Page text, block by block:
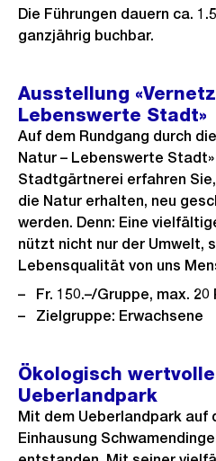
Die Führungen dauern ca.
ganzjährig buchbar.
Ausstellung
Lebenswerte Stadt»
Auf dem Rundgang durch
Natur – Lebenswerte
Stadtgärtnerei erfahren
die Natur erhalten, neu
werden. Denn: Eine
nützt nicht nur der Umwelt,
Lebensqualität von uns
Fr. 150.–/Gruppe, max. 20
Zielgruppe: Erwachsene
Ökologisch
Ueberlandpark
Mit dem Ueberlandpark auf
Einhausung